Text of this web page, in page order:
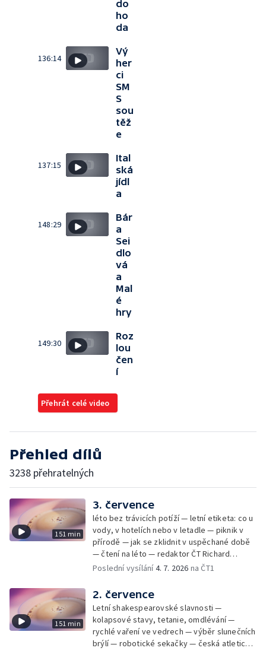
do
ho
da
136:14
Vý
her
ci
SM
S
sou
těž
e
137:15
Ital
ská
jídl
a
148:29
Bár
a
Sei
dlo
vá
a
Mal
é
hry
149:30
Roz
lou
čen
í
Přehrát celé video
Přehled dílů
3238 přehratelných
151 min
3. července
léto bez trávicích potíží — letní etiketa: co u
vody, v hotelích nebo v letadle — piknik v
přírodě — jak se zklidnit v uspěchané době
— čtení na léto — redaktor ČT Richard
Samko
Poslední vysílání4. 7. 2026 na ČT1
151 min
2. července
Letní shakespearovské slavnosti —
kolapsové stavy, tetanie, omdlévání —
rychlé vaření ve vedrech — výběr slunečních
brýlí — robotické sekačky — česká atletická